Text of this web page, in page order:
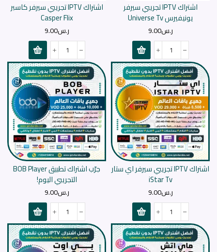
اشتراك IPTV تجريبي سيرفر
يونيفيرس Universe Tv
ر.س9.00
اشتراك IPTV تجريبي سيرفر كاسبر
Casper Flix
ر.س9.00
اشتراك IPTV تجريبي سيرفر اي ستار
iStar Tv
ر.س9.00
جرّب اشتراك تطبيق BOB Player
التجريبي اليوم!
ر.س9.00